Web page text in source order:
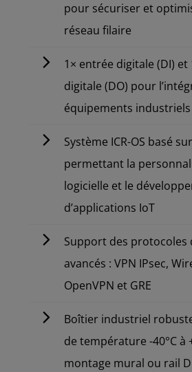
pour sécuriser et
réseau filaire
1× entrée digitale (DI) et
digitale (DO) pour
équipements industriels
Système ICR-OS basé
permettant la
logicielle et le
d’applications IoT
Support des protocoles
avancés : VPN IPsec,
OpenVPN et GRE
Boîtier industriel
de température -40°C à
montage mural ou rail